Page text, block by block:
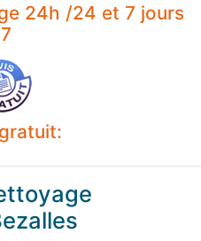
24h /24 et 7 jours